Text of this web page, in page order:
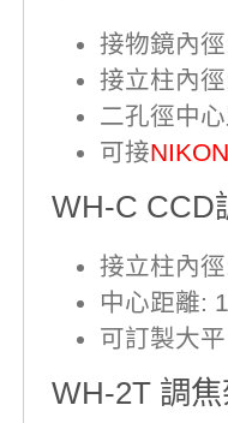
接物鏡內
接立柱內
二孔徑中
可接NIKON
WH-C CCD
接立柱內
中心距離:
可訂製大
WH-2T 調